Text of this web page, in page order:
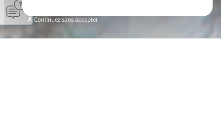
Continuez sans accepter